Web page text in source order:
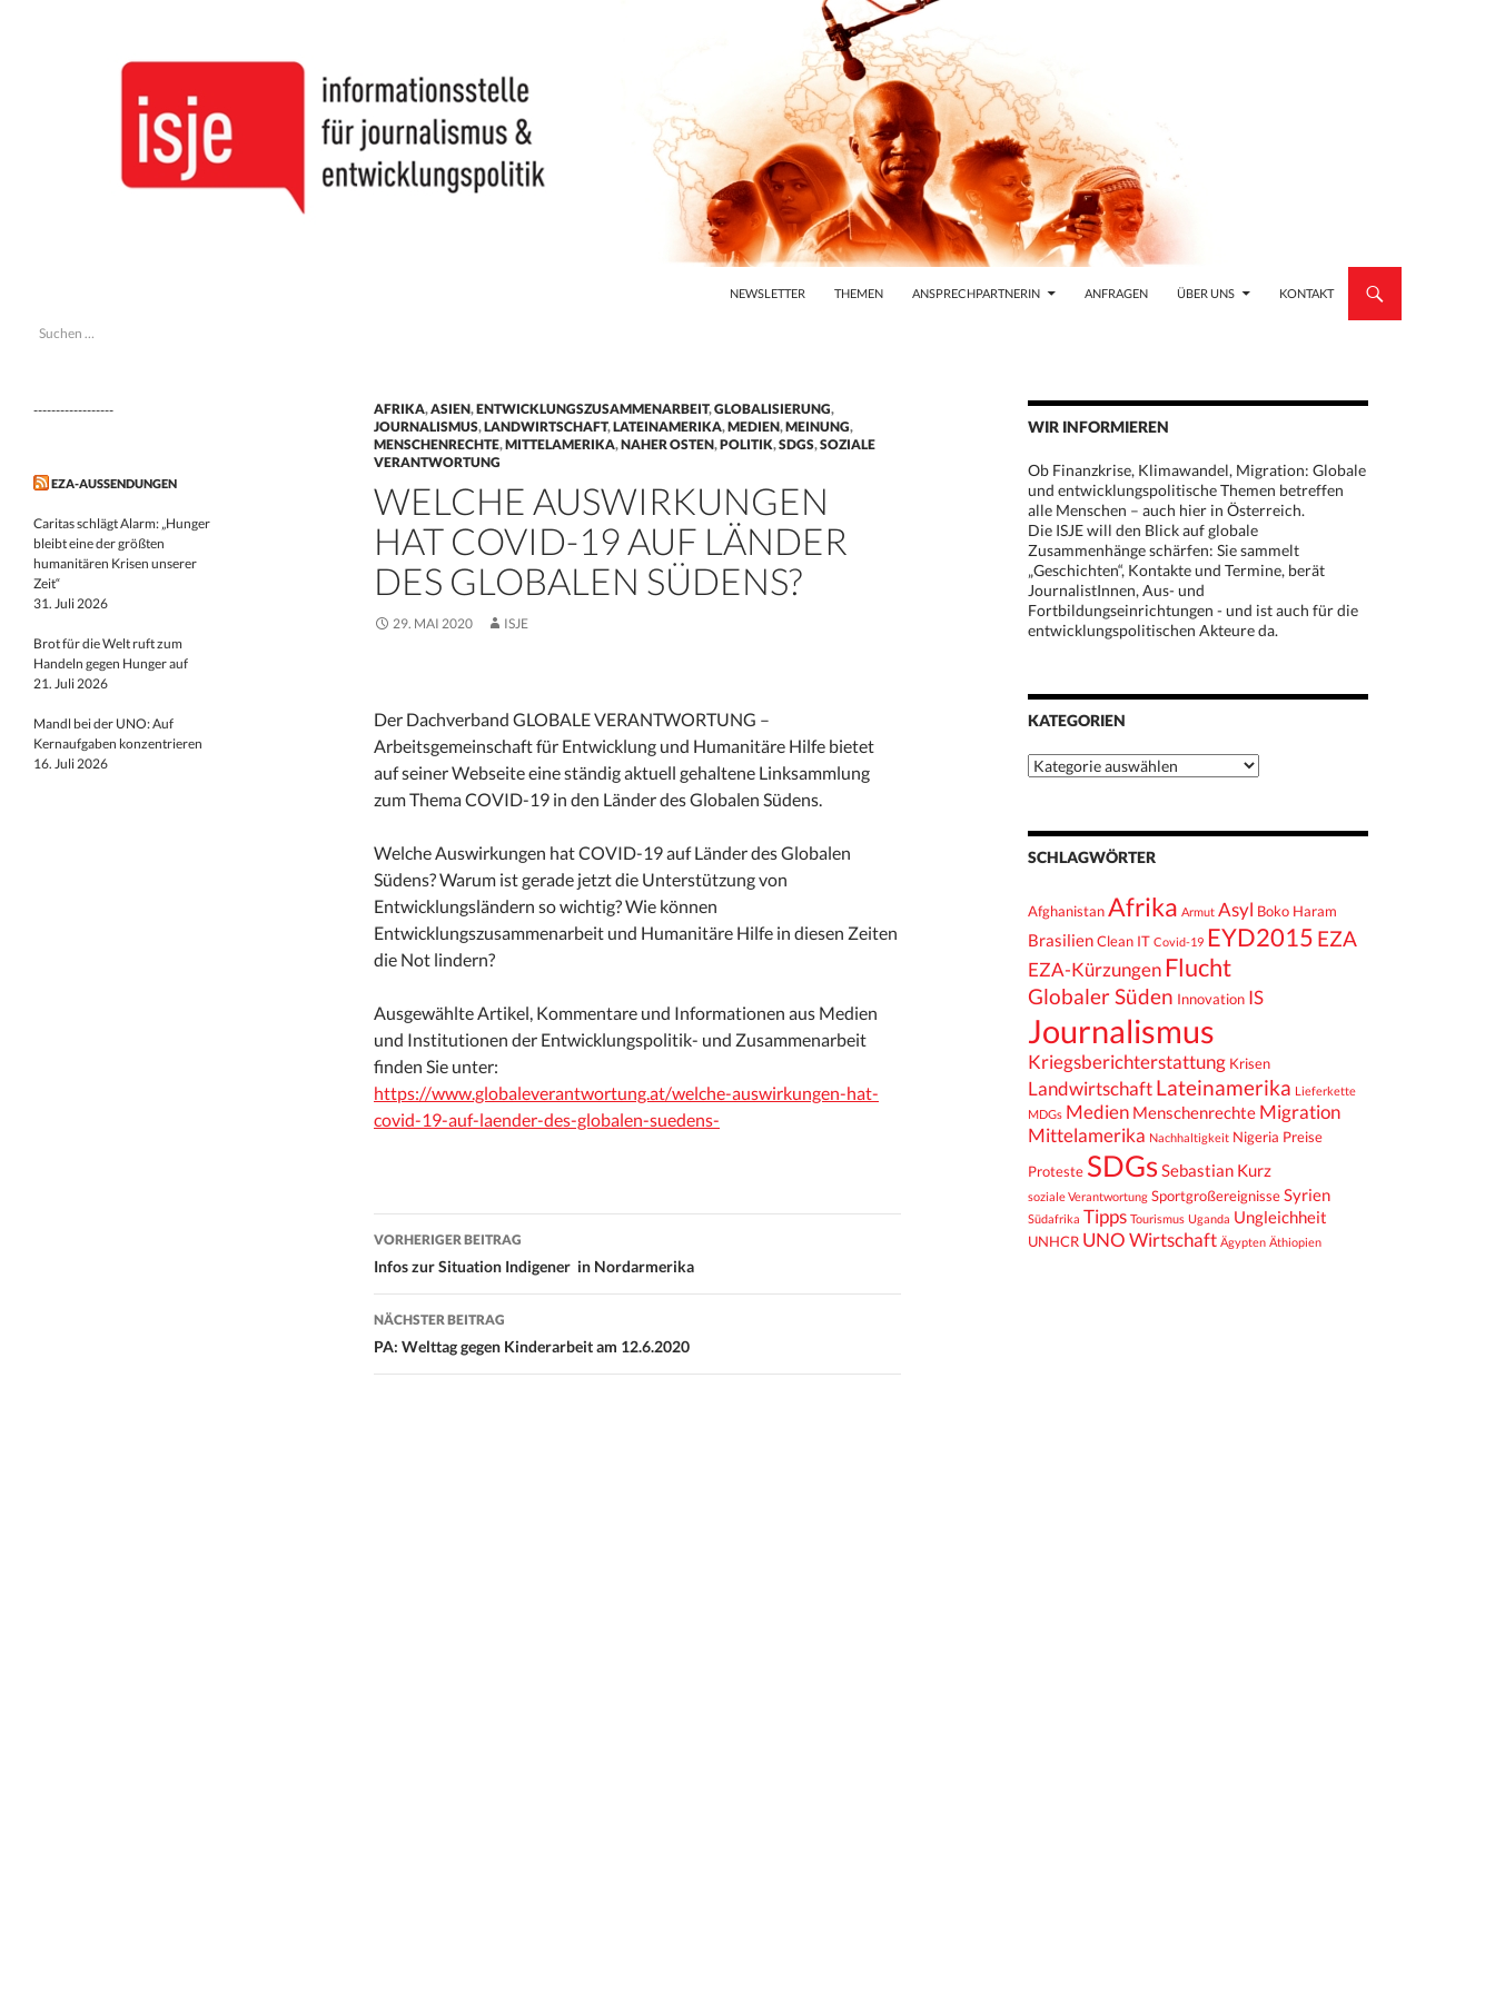
NEWSLETTER
THEMEN ANSPRECHPARTNERIN ANFRAGEN ÜBER UNS KONTAKT
AFRIKA,ASIEN,ENTWICKLUNGSZUSAMMENARBEIT,GLOBALISIERUNG,
JOURNALISMUS,LANDWIRTSCHAFT,LATEINAMERIKA,MEDIEN,MEINUNG,
MENSCHENRECHTE,MITTELAMERIKA,NAHER OSTEN,POLITIK,SDGS,SOZIALE
VERANTWORTUNG
WELCHE AUSWIRKUNGEN
HAT COVID-19 AUF LÄNDER
DES GLOBALEN SÜDENS?
29. MAI 2020 ISJE
Der Dachverband GLOBALE VERANTWORTUNG –
Arbeitsgemeinschaft für Entwicklung und Humanitäre Hilfe bietet
auf seiner Webseite eine ständig aktuell gehaltene Linksammlung
zum Thema COVID-19 in den Länder des Globalen Südens.
Welche Auswirkungen hat COVID-19 auf Länder des Globalen
Südens? Warum ist gerade jetzt die Unterstützung von
Entwicklungsländern so wichtig? Wie können
Entwicklungszusammenarbeit und Humanitäre Hilfe in diesen Zeiten
die Not lindern?
Ausgewählte Artikel, Kommentare und Informationen aus Medien
und Institutionen der Entwicklungspolitik- und Zusammenarbeit
finden Sie unter:
https://www.globaleverantwortung.at/welche-auswirkungen-hat-
covid-19-auf-laender-des-globalen-suedens-
Beitrags-
Navigation
VORHERIGER BEITRAG
Infos zur Situation Indigener in Nordarmerika
NÄCHSTER BEITRAG
PA: Welttag gegen Kinderarbeit am 12.6.2020
WIR INFORMIEREN
Ob Finanzkrise, Klimawandel, Migration: Globale
und entwicklungspolitische Themen betreffen
alle Menschen – auch hier in Österreich.
Die ISJE will den Blick auf globale
Zusammenhänge schärfen: Sie sammelt
„Geschichten“, Kontakte und Termine, berät
JournalistInnen, Aus- und
Fortbildungseinrichtungen - und ist auch für die
entwicklungspolitischen Akteure da.
KATEGORIEN
Kategorien
SCHLAGWÖRTER
AfghanistanAfrika Armut Asyl Boko Haram
BrasilienClean IT Covid-19 EYD2015 EZA
EZA-Kürzungen Flucht
Globaler Süden Innovation IS
Journalismus
Kriegsberichterstattung Krisen
Landwirtschaft Lateinamerika Lieferkette
MDGs Medien Menschenrechte Migration
Mittelamerika Nachhaltigkeit Nigeria Preise
Proteste SDGsSebastian Kurz
soziale Verantwortung SportgroßereignisseSyrien
Südafrika Tipps Tourismus Uganda Ungleichheit
UNHCR UNO Wirtschaft Ägypten Äthiopien
informationsstelle journalismus &
Suchen
------------------
EZA-AUSSENDUNGEN
Caritas schlägt Alarm: „Hunger
bleibt eine der größten
humanitären Krisen unserer
Zeit“
31. Juli 2026
Brot für die Welt ruft zum
Handeln gegen Hunger auf
21. Juli 2026
Mandl bei der UNO: Auf
Kernaufgaben konzentrieren
16. Juli 2026